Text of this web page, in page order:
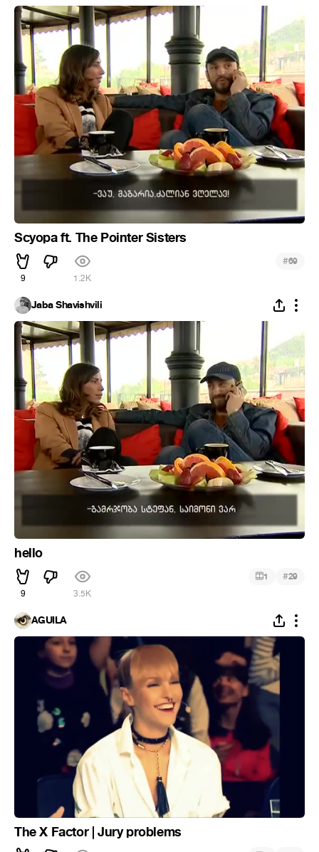
Scyopa ft. The Pointer Sisters
9 1.2K
#69
Jaba Shavishvili
hello
9 3.5K
1 #29
ÁGUILA
The X Factor | Jury problems